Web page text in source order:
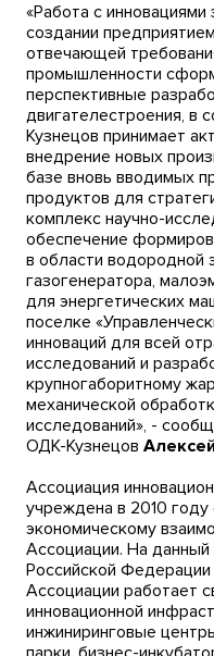
«Работа с
создании
отвечающей
промышленности
перспективные
двигателестроения, в
Кузнецов принимает
внедрение новых
базе вновь вводимых
продуктов для
комплекс научно-
обеспечение
в области водородной
газогенератора,
для энергетических
поселке
инноваций для всей
исследований и
крупногаборитному
механической
исследований», -
ОДК-Кузнецов
Ассоциация
учреждена в 2010
экономическому
Ассоциации. На
Российской
Ассоциации работает
инновационной
инжиниринговые